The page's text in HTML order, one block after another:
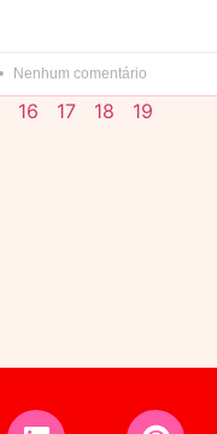
Nenhum comentário
16 17 18 19